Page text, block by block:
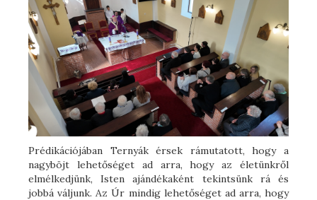
Prédikációjában Ternyák érsek rámutatott, hogy a
nagyböjt lehetőséget ad arra, hogy az életünkről
elmélkedjünk, Isten ajándékaként tekintsünk rá és
jobbá váljunk. Az Úr mindig lehetőséget ad arra, hogy